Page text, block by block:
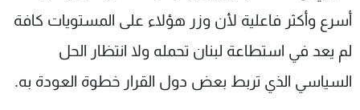
أسرع وأكثر فاعلية لأن وزر هؤلاء على المستويات كافة
لم يعد في استطاعة لبنان تحمله ولا انتظار الحل
السياسي الذي تربط بعض دول القرار خطوة العودة به.